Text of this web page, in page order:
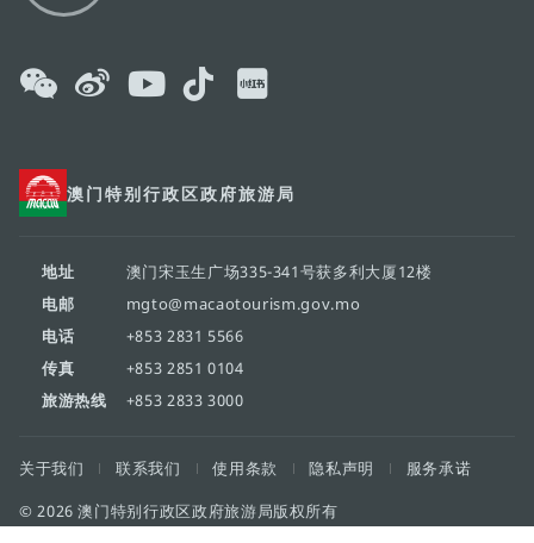
澳门特别行政区政府旅游局
地址
澳门宋玉生广场335-341号获多利大厦12楼
电邮
mgto@macaotourism.gov.mo
电话
+853 2831 5566
传真
+853 2851 0104
旅游热线
+853 2833 3000
关于我们 联系我们 使用条款 隐私声明
服务承诺
© 2026 澳门特别行政区政府旅游局版权所有